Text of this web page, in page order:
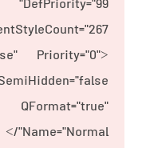
DefPriority="99"
Priority="0"
Name="Normal"/>